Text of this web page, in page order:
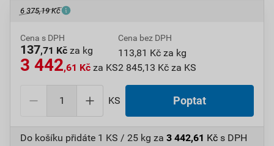
6 375,19 Kč
Cena s DPH
137,71 Kč za kg
3 442,61 Kč za KS
Cena bez DPH
113,81 Kč za kg
2 845,13 Kč za KS
KS Poptat
Do košíku přidáte 1 KS / 25 kg za 3 442,61 Kč s DPH